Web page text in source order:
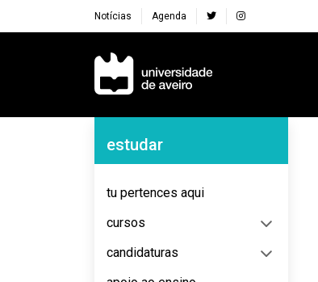
Notícias Agenda
Navegação Principal
Navegação Lateral
estudar
tu pertences aqui
cursos
candidaturas